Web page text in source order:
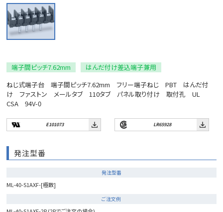
端子間ピッチ7.62mm
はんだ付け差込端子兼用
ねじ式端子台 端子間ピッチ7.62mm フリー端子ねじ PBT はんだ付
け ファストン メールタブ 110タブ パネル取り付け 取付孔 UL
CSA 94V-0
E101073 LR65928
発注型番
発注型番
ML-40-S1AXF-[極数]
ご注文例